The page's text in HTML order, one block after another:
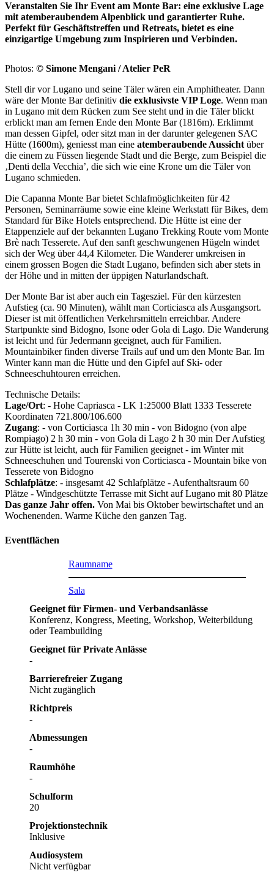
Veranstalten Sie Ihr Event am Monte Bar: eine exklusive Lage
mit atemberaubendem Alpenblick und garantierter Ruhe.
Perfekt für Geschäftstreffen und Retreats, bietet es eine
einzigartige Umgebung zum Inspirieren und Verbinden.
Photos: © Simone Mengani / Atelier PeR
Stell dir vor Lugano und seine Täler wären ein Amphitheater. Dann
wäre der Monte Bar definitiv die exklusivste VIP Loge. Wenn man
in Lugano mit dem Rücken zum See steht und in die Täler blickt
erblickt man am fernen Ende den Monte Bar (1816m). Erklimmt
man dessen Gipfel, oder sitzt man in der darunter gelegenen SAC
Hütte (1600m), geniesst man eine atemberaubende Aussicht über
die einem zu Füssen liegende Stadt und die Berge, zum Beispiel die
‚Denti della Vecchia’, die sich wie eine Krone um die Täler von
Lugano schmieden.
Die Capanna Monte Bar bietet Schlafmöglichkeiten für 42
Personen, Seminarräume sowie eine kleine Werkstatt für Bikes, dem
Standard für Bike Hotels entsprechend. Die Hütte ist eine der
Etappenziele auf der bekannten Lugano Trekking Route vom Monte
Brè nach Tesserete. Auf den sanft geschwungenen Hügeln windet
sich der Weg über 44,4 Kilometer. Die Wanderer umkreisen in
einem grossen Bogen die Stadt Lugano, befinden sich aber stets in
der Höhe und in mitten der üppigen Naturlandschaft.
Der Monte Bar ist aber auch ein Tagesziel. Für den kürzesten
Aufstieg (ca. 90 Minuten), wählt man Corticiasca als Ausgangsort.
Dieser ist mit öffentlichen Verkehrsmitteln erreichbar. Andere
Startpunkte sind Bidogno, Isone oder Gola di Lago. Die Wanderung
ist leicht und für Jedermann geeignet, auch für Familien.
Mountainbiker finden diverse Trails auf und um den Monte Bar. Im
Winter kann man die Hütte und den Gipfel auf Ski- oder
Schneeschuhtouren erreichen.
Technische Details:
Lage/Ort: - Hohe Capriasca - LK 1:25000 Blatt 1333 Tesserete
Koordinaten 721.800/106.600
Zugang: - von Corticiasca 1h 30 min - von Bidogno (von alpe
Rompiago) 2 h 30 min - von Gola di Lago 2 h 30 min Der Aufstieg
zur Hütte ist leicht, auch für Familien geeignet - im Winter mit
Schneeschuhen und Tourenski von Corticiasca - Mountain bike von
Tesserete von Bidogno
Schlafplätze: - insgesamt 42 Schlafplätze - Aufenthaltsraum 60
Plätze - Windgeschützte Terrasse mit Sicht auf Lugano mit 80 Plätze
Das ganze Jahr offen. Von Mai bis Oktober bewirtschaftet und an
Wochenenden. Warme Küche den ganzen Tag.
Eventflächen
Raumname
Sala
Geeignet für Firmen- und Verbandsanlässe
Konferenz, Kongress, Meeting, Workshop, Weiterbildung
oder Teambuilding
Geeignet für Private Anlässe
-
Barrierefreier Zugang
Nicht zugänglich
Richtpreis
-
Abmessungen
-
Raumhöhe
-
Schulform
20
Projektionstechnik
Inklusive
Audiosystem
Nicht verfügbar